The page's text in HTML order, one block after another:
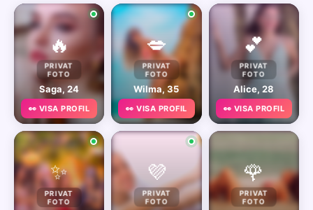
🔥
PRIVAT
FOTO
Saga, 24
👀 VISA PROFIL
💋
PRIVAT
FOTO
Wilma, 35
👀 VISA PROFIL
💕
PRIVAT
FOTO
Alice, 28
👀 VISA PROFIL
✨
PRIVAT
FOTO
💜
PRIVAT
FOTO
🌹
PRIVAT
FOTO